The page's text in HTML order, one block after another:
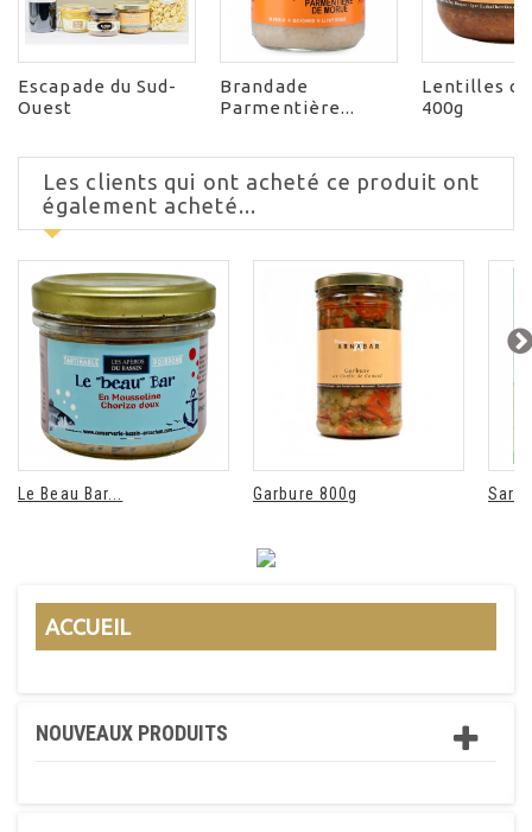
Escapade du Sud-
Ouest
Brandade
Parmentière...
Lentilles
400g
Les clients qui ont acheté ce produit ont
également acheté...
Le Beau Bar... Garbure 800g
ACCUEIL
NOUVEAUX PRODUITS